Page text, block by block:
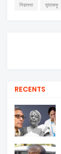
শিয়ালদা
সান্দাকফু
RECENTS